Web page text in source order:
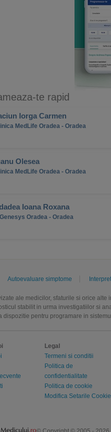
te rapid
Iorga Carmen
MedLife Oradea - Oradea
Olesea
MedLife Oradea - Oradea
Ioana Roxana
Oradea - Oradea
Autoevaluare simptome
ale medicilor, sfaturile si orice
stabilit in urma investigatiilor si
dispozitie pentru programare in
Legal
Termeni si conditii
Politica de
confidentialitate
Politica de cookie
Modifica Setarile Cookie